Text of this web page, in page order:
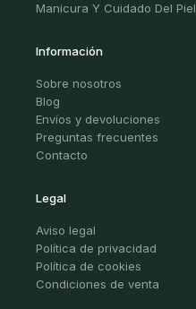
Manicura Y Cuidado Del Piel
Información
Sobre nosotros
Blog
Envíos y devoluciones
Preguntas frecuentes
Contacto
Legal
Aviso legal
Política de privacidad
Política de cookies
Condiciones de venta